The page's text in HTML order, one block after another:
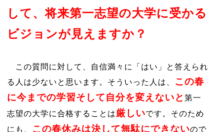
して、将来第一志望の大学に受かる
ビジョンが見えますか？
この質問に対して、自信満々に「はい」と答えられ
る人は少ないと思います。そういった人は、
この春
に今までの学習そして自分を変えないと 第一
志望の大学に合格することは厳しいです。そのため
にも、
この春休みは決して無駄にできないので